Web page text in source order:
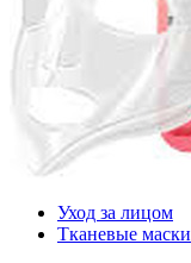
Уход за лицом
Тканевые маски